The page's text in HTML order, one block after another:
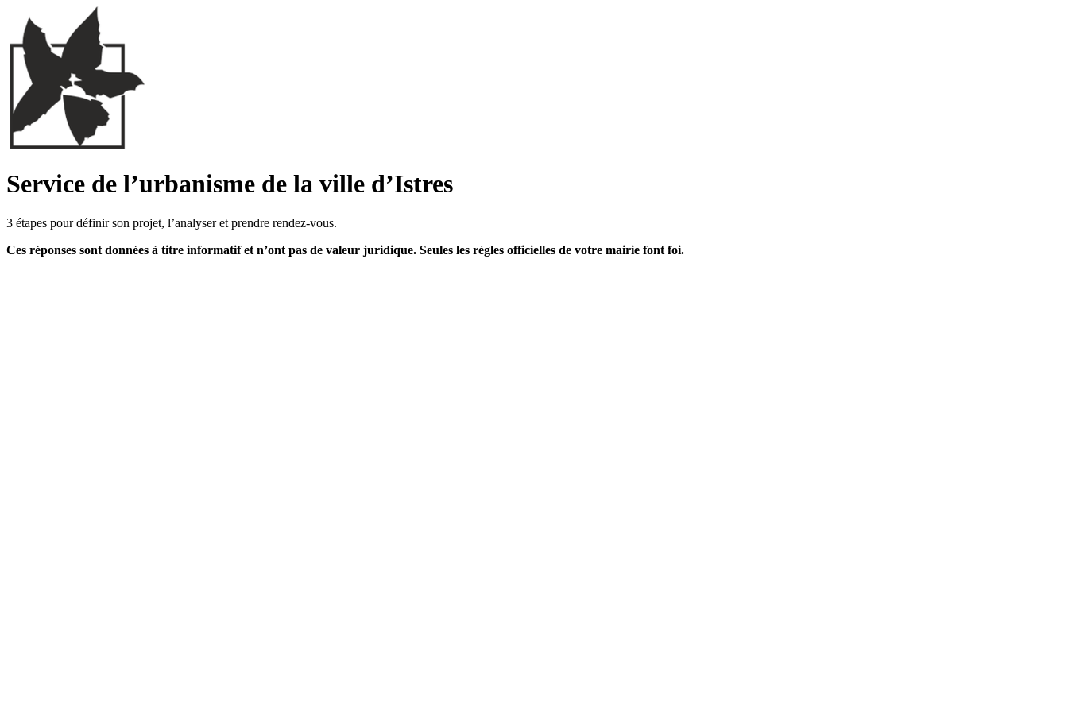
Service de l’urbanisme de la ville d’Istres
3 étapes pour définir son projet, l’analyser et prendre rendez-vous.
Ces réponses sont données à titre informatif et n’ont pas de valeur juridique. Seules les règles officielles de votre mairie font foi.